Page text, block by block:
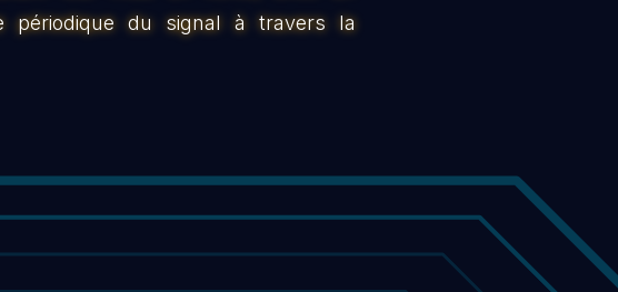
périodique du signal à travers la